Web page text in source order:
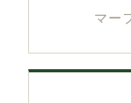
マー